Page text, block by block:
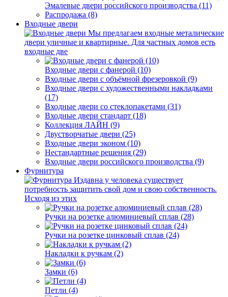
Эмалевые двери российского производства (11)
Распродажа (8)
Входные двери
Мы предлагаем входные металические
двери уличные и квартирные. Для частных домов есть
входные две
Входные двери с фанерой (10)
Входные двери с объёмной фрезеровкой (9)
Входные двери с художественными накладками
(17)
Входные двери со стеклопакетами (31)
Входные двери стандарт (18)
Коллекция ЛАЙН (9)
Двустворчатые двери (25)
Входные двери эконом (10)
Нестандартные решения (29)
Входные двери российского производства (9)
Фурнитура
Издавна у человека существует
потребность защитить свой дом и свою собственность.
Исходя из этих
Ручки на розетке алюминиевый сплав (28)
Ручки на розетке цинковый сплав (24)
Накладки к ручкам (2)
Замки (6)
Петли (4)